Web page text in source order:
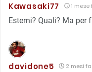
Kawasaki77 1 mese
Esterni? Quali? Ma per
davidone5 2 mesi fa